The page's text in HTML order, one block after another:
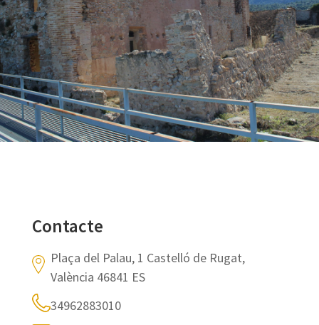
Contacte
Plaça del Palau, 1 Castelló de Rugat,
València 46841 ES
34962883010